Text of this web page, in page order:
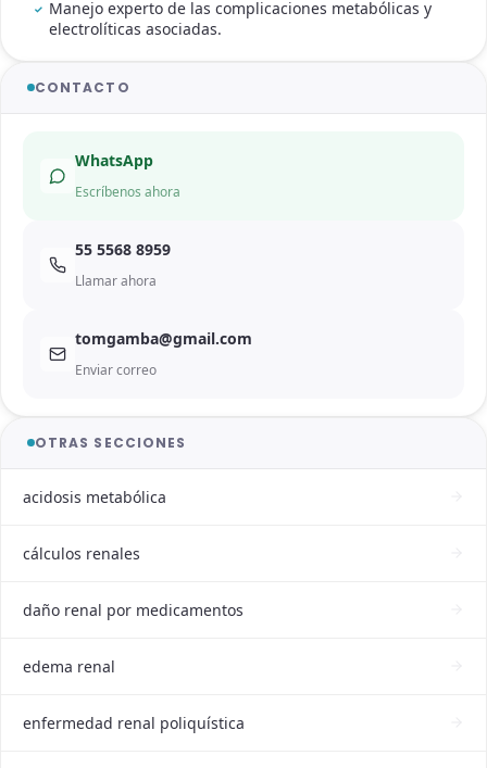
Manejo experto de las complicaciones metabólicas y
electrolíticas asociadas.
CONTACTO
WhatsApp
Escríbenos ahora
55 5568 8959
Llamar ahora
tomgamba@gmail.com
Enviar correo
OTRAS SECCIONES
acidosis metabólica
cálculos renales
daño renal por medicamentos
edema renal
enfermedad renal poliquística